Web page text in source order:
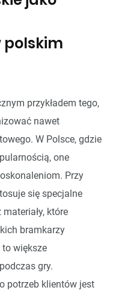
polskim
przykładem tego,
nawet
W Polsce, gdzie
one
Przy
się specjalne
które
bramkarzy
większe
gry.
potrzeb klientów jest